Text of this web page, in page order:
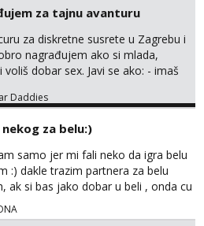
za tajnu avanturu
za diskretne susrete u Zagrebu i
nagrađujem ako si mlada,
voliš dobar sex. Javi se ako: - imaš
dobro ljubiš - si fleksibilna s
radnim danom (vikendi i noći su za
vodiš brigu o zdravlju i koristiš
javljajte se: - debele - frajeri i
Daddies
za belu:)
samo jer mi fali neko da igra belu
:) dakle trazim partnera za belu
ak si bas jako dobar u beli , onda cu
za dalje Klikni na link ispod i nadji me
te!